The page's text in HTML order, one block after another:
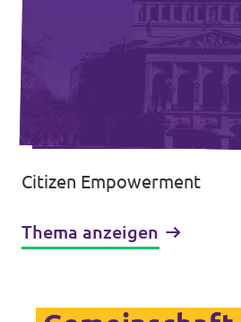
Citizen Empowerment
Thema anzeigen